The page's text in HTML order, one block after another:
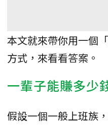
本文就來帶你用一個
方式，來看看答案。
一輩子能賺多少
假設一個一般上班族